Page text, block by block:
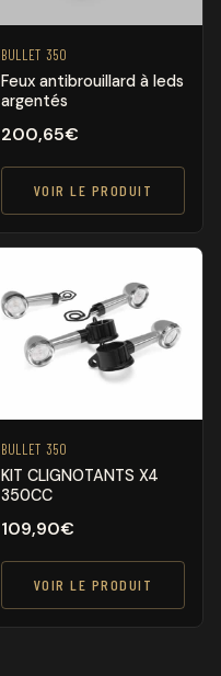
BULLET 350
Feux antibrouillard à leds
argentés
200,65€
VOIR LE PRODUIT
BULLET 350
KIT CLIGNOTANTS X4
350CC
109,90€
VOIR LE PRODUIT